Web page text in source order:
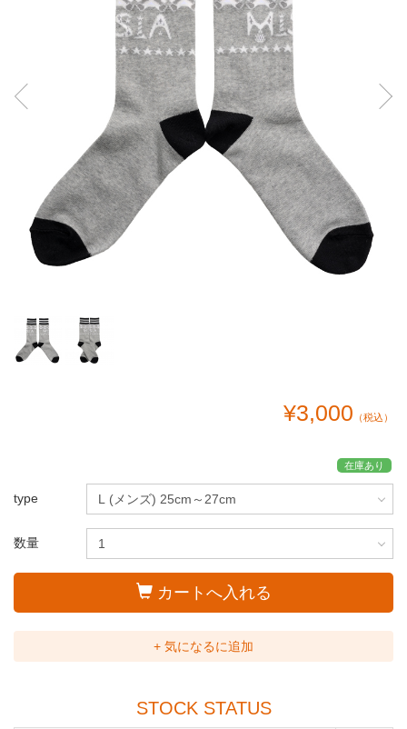
¥3,000 （税込）
在庫あり
type
数量
カートへ入れる
+ 気になるに追加
STOCK STATUS